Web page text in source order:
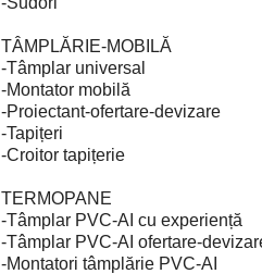
TÂMPLĂRIE-MOBILĂ
-Tâmplar universal
-Montator mobilă
-Proiectant-ofertare-devizare
-Tapițeri
-Croitor tapițerie
TERMOPANE
-Tâmplar PVC-AI cu experiență
-Tâmplar PVC-AI ofertare-
-Montatori tâmplărie PVC-AI